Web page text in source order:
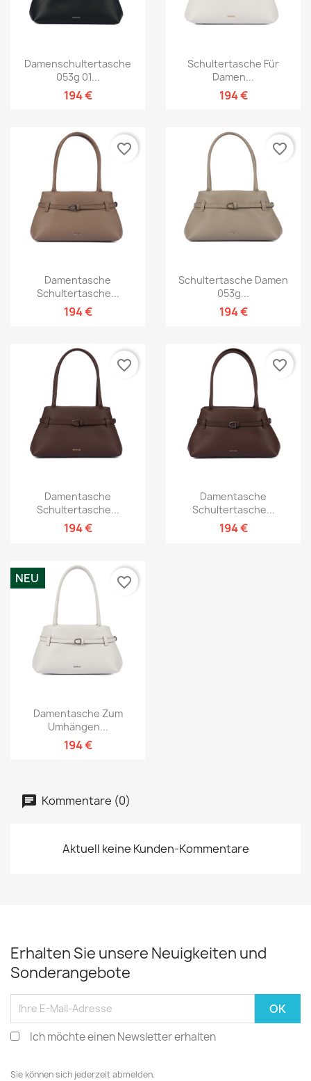
Damenschultertasche
053g 01...
194 €
Schultertasche Für
Damen...
194 €
Damentasche
Schultertasche...
194 €
favorite_border
Schultertasche Damen
053g...
194 €
favorite_border
Damentasche
Schultertasche...
194 €
favorite_border
Damentasche
Schultertasche...
194 €
favorite_border
Damentasche Zum
Umhängen...
194 €
NEU favorite_border
Kommentare (0)
Aktuell keine Kunden-Kommentare
Erhalten Sie unsere Neuigkeiten und
Sonderangebote
Ich möchte einen Newsletter erhalten
Sie können sich jederzeit abmelden.